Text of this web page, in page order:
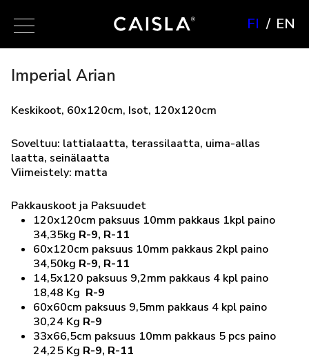
FI EN
Imperial Arian
Keskikoot, 60x120cm, Isot, 120x120cm
Soveltuu: lattialaatta, terassilaatta, uima-allas
laatta, seinälaatta
Viimeistely: matta
Pakkauskoot ja Paksuudet
120x120cm paksuus 10mm pakkaus 1kpl paino
34,35kg R-9, R-11
60x120cm paksuus 10mm pakkaus 2kpl paino
34,50kg R-9, R-11
14,5x120 paksuus 9,2mm pakkaus 4 kpl paino
18,48 Kg R-9
60x60cm paksuus 9,5mm pakkaus 4 kpl paino
30,24 Kg R-9
33x66,5cm paksuus 10mm pakkaus 5 pcs paino
24,25 Kg R-9, R-11